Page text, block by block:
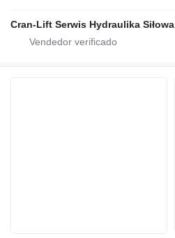
Cran-Lift Serwis Hydraulika Siłowa